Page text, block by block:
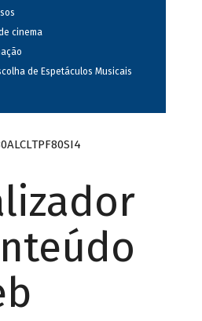
cinema
de Espetáculos Musicais